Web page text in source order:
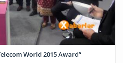
World 2015 Award”